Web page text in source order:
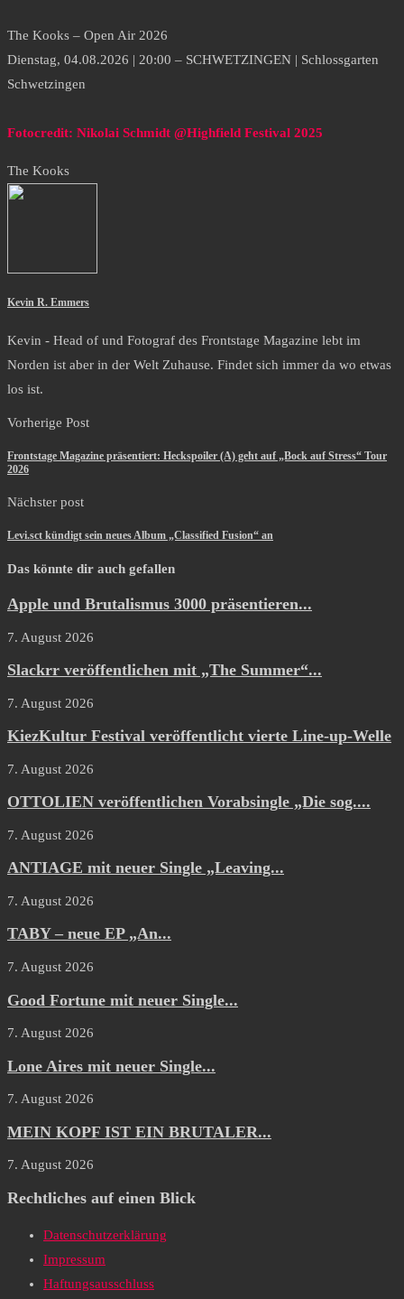
The Kooks – Open Air 2026
Dienstag, 04.08.2026 | 20:00 – SCHWETZINGEN | Schlossgarten
Schwetzingen
Fotocredit: Nikolai Schmidt @Highfield Festival 2025
The Kooks
Kevin R. Emmers
Kevin - Head of und Fotograf des Frontstage Magazine lebt im
Norden ist aber in der Welt Zuhause. Findet sich immer da wo etwas
los ist.
Vorherige Post
Frontstage Magazine präsentiert: Heckspoiler (A) geht auf „Bock auf Stress“ Tour
2026
Nächster post
Levi.sct kündigt sein neues Album „Classified Fusion“ an
Das könnte dir auch gefallen
Apple und Brutalismus 3000 präsentieren...
7. August 2026
Slackrr veröffentlichen mit „The Summer“...
7. August 2026
KiezKultur Festival veröffentlicht vierte Line-up-Welle
7. August 2026
OTTOLIEN veröffentlichen Vorabsingle „Die sog....
7. August 2026
ANTIAGE mit neuer Single „Leaving...
7. August 2026
TABY – neue EP „An...
7. August 2026
Good Fortune mit neuer Single...
7. August 2026
Lone Aires mit neuer Single...
7. August 2026
MEIN KOPF IST EIN BRUTALER...
7. August 2026
Rechtliches auf einen Blick
Datenschutzerklärung
Impressum
Haftungsausschluss